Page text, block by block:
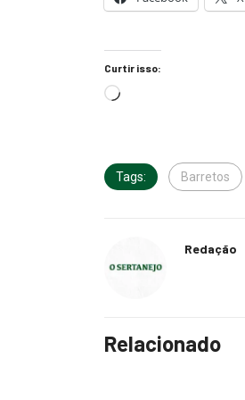
Curtir isso:
Tags: Barretos
Redação
Relacionado